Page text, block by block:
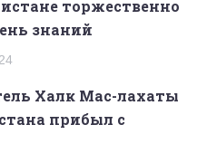
торжественно
знаний
Халк Мас-лахаты
прибыл с